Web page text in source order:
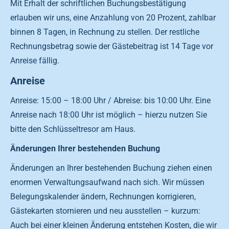
Mit Erhalt der schriftlichen Buchungsbestätigung
erlauben wir uns, eine Anzahlung von 20 Prozent, zahlbar
binnen 8 Tagen, in Rechnung zu stellen. Der restliche
Rechnungsbetrag sowie der Gästebeitrag ist 14 Tage vor
Anreise fällig.
Anreise
Anreise: 15:00 – 18:00 Uhr / Abreise: bis 10:00 Uhr. Eine
Anreise nach 18:00 Uhr ist möglich – hierzu nutzen Sie
bitte den Schlüsseltresor am Haus.
Änderungen Ihrer bestehenden Buchung
Änderungen an Ihrer bestehenden Buchung ziehen einen
enormen Verwaltungsaufwand nach sich. Wir müssen
Belegungskalender ändern, Rechnungen korrigieren,
Gästekarten stornieren und neu ausstellen – kurzum:
Auch bei einer kleinen Änderung entstehen Kosten, die wir